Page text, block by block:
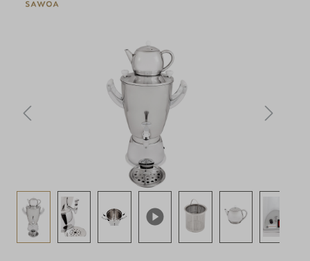
Ignorer la galerie d'images